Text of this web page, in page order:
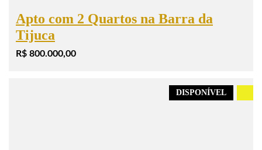
Apto com 2 Quartos na Barra da
Tijuca
R$ 800.000,00
DISPONÍVEL